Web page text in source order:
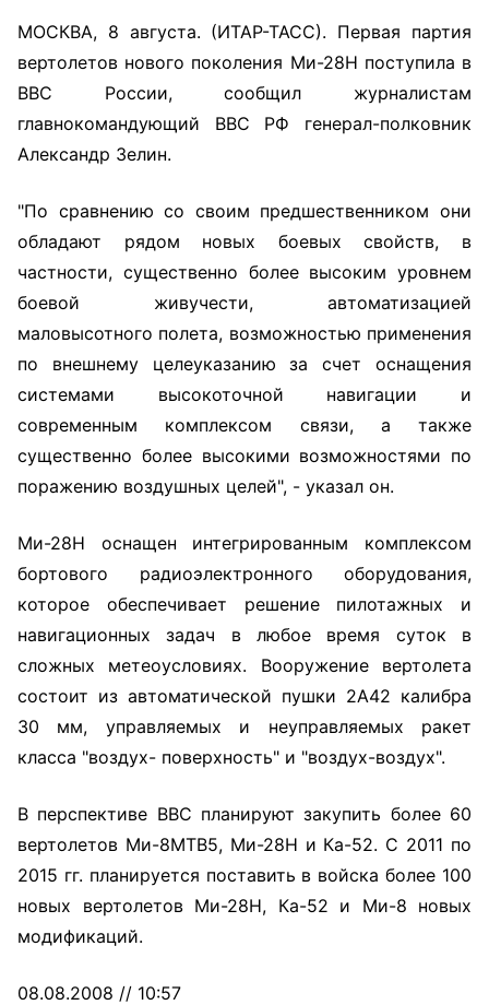
МОСКВА, 8 августа. (ИТАР-ТАСС). Первая партия
вертолетов нового поколения Ми-28Н поступила в
ВВС России, сообщил журналистам
главнокомандующий ВВС РФ генерал-полковник
Александр Зелин.
"По сравнению со своим предшественником они
обладают рядом новых боевых свойств, в
частности, существенно более высоким уровнем
боевой живучести, автоматизацией
маловысотного полета, возможностью применения
по внешнему целеуказанию за счет оснащения
системами высокоточной навигации и
современным комплексом связи, а также
существенно более высокими возможностями по
поражению воздушных целей", - указал он.
Ми-28Н оснащен интегрированным комплексом
бортового радиоэлектронного оборудования,
которое обеспечивает решение пилотажных и
навигационных задач в любое время суток в
сложных метеоусловиях. Вооружение вертолета
состоит из автоматической пушки 2А42 калибра
30 мм, управляемых и неуправляемых ракет
класса "воздух- поверхность" и "воздух-воздух".
В перспективе ВВС планируют закупить более 60
вертолетов Ми-8МТВ5, Ми-28Н и Ка-52. С 2011 по
2015 гг. планируется поставить в войска более 100
новых вертолетов Ми-28Н, Ка-52 и Ми-8 новых
модификаций.
08.08.2008 // 10:57